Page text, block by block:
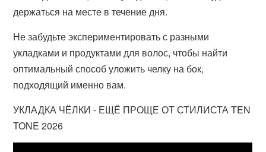
держаться на месте в течение дня.
Не забудьте экспериментировать с разными
укладками и продуктами для волос, чтобы найти
оптимальный способ уложить челку на бок,
подходящий именно вам.
УКЛАДКА ЧЁЛКИ - ЕЩЁ ПРОЩЕ ОТ СТИЛИСТА TEN
TONE 2026